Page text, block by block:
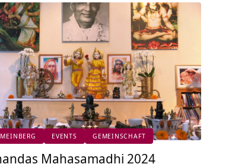
EVENTS GEMEINSCHAFT
Mahasamadhi 2024